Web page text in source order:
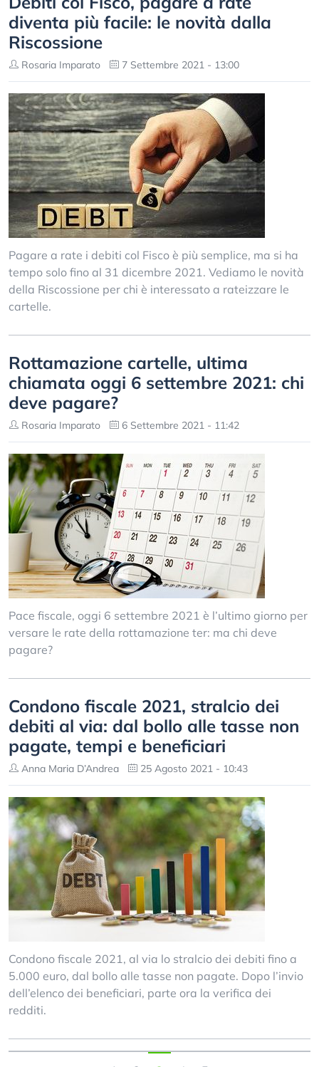
diventa più facile: le novità dalla
Riscossione
Rosaria Imparato 7 Settembre 2021 - 13:00
Pagare a rate i debiti col Fisco è più semplice, ma si ha
tempo solo fino al 31 dicembre 2021. Vediamo le novità
della Riscossione per chi è interessato a rateizzare le
cartelle.
Rottamazione cartelle, ultima
chiamata oggi 6 settembre 2021: chi
deve pagare?
Rosaria Imparato 6 Settembre 2021 - 11:42
Pace fiscale, oggi 6 settembre 2021 è l’ultimo giorno per
versare le rate della rottamazione ter: ma chi deve
pagare?
Condono fiscale 2021, stralcio dei
debiti al via: dal bollo alle tasse non
pagate, tempi e beneficiari
Anna Maria D’Andrea 25 Agosto 2021 - 10:43
Condono fiscale 2021, al via lo stralcio dei debiti fino a
5.000 euro, dal bollo alle tasse non pagate. Dopo l’invio
dell’elenco dei beneficiari, parte ora la verifica dei
redditi.